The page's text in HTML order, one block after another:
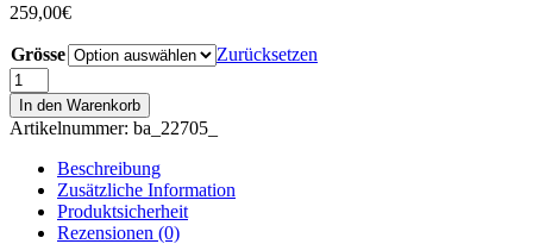
259,00€
Grösse
Zurücksetzen
Bailey
Chaplin
Melone
aus
Panamastroh
Menge
In den Warenkorb
Artikelnummer: ba_22705_
Beschreibung
Zusätzliche Information
Produktsicherheit
Rezensionen (0)